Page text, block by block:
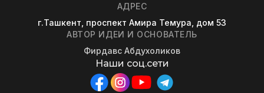
АДРЕС
г.Ташкент, проспект Амира Темура, дом 53
АВТОР ИДЕИ И ОСНОВАТЕЛЬ
Фирдавс Абдухоликов
Наши соц.сети